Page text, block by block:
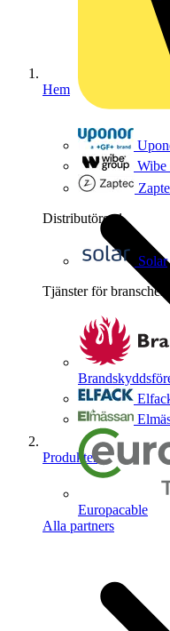
Wibe
Distributörer 1
Solar
Tjänster för branschen
Europacable
Alla partners
Hem
Produkter